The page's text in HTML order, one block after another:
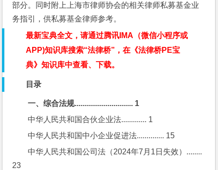
部分。同时附上上海市律师协会的相关律师私募基金业
务指引，供私募基金律师参考。
最新宝典全文，请通过腾讯IMA（微信小程序或
APP)知识库搜索“法律桥”，在《法律桥PE宝
典》知识库中查看、下载。
目录
一、综合法规.............................. 1
中华人民共和国合伙企业法............. 1
中华人民共和国中小企业促进法.............. 15
中华人民共和国公司法（2024年7月1日失效）........
23